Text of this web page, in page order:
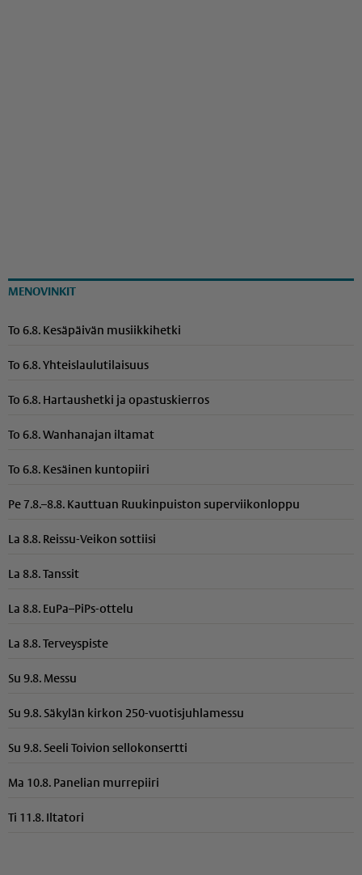
MENOVINKIT
To 6.8. Kesäpäivän musiikkihetki
To 6.8. Yhteis­lau­lu­ti­laisuus
To 6.8. Hartaushetki ja opastuskierros
To 6.8. Wanhanajan iltamat
To 6.8. Kesäinen kuntopiiri
Pe 7.8.–8.8. Kauttuan Ruukinpuiston superviikonloppu
La 8.8. Reissu-Veikon sottiisi
La 8.8. Tanssit
La 8.8. EuPa–PiPs-ottelu
La 8.8. Terveyspiste
Su 9.8. Messu
Su 9.8. Säkylän kirkon 250-vuotisjuhlamessu
Su 9.8. Seeli Toivion sellokonsertti
Ma 10.8. Panelian murrepiiri
Ti 11.8. Iltatori